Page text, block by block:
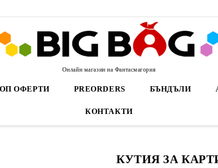
Онлайн магазин на Фантасмагория
ОФЕРТИ PREORDERS БЪНДЪЛИ
КОНТАКТИ
КУТИЯ ЗА